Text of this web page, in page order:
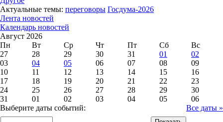
Актуальные темы: переговоры Госдума-2026
Лента новостей
Календарь новостей
Август 2026
Пн
Вт Ср Чт Пт Сб
Вс
27
28 29 30 31 01
02
03
04 05 06 07 08
09
10
11 12 13 14 15
16
17
18 19 20 21 22
23
24
25 26 27 28 29
30
31
01 02 03 04 05
06
Все даты »
Выберите даты событий: